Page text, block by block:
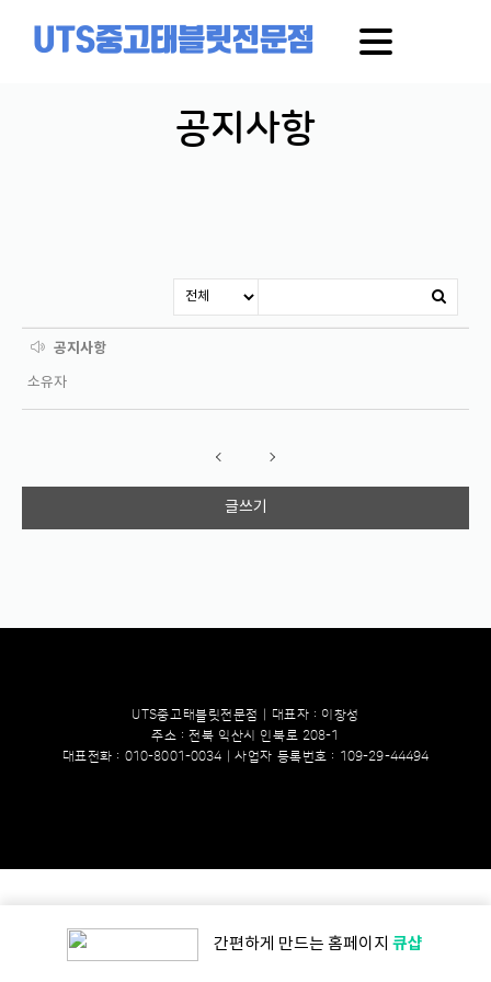
UTS중고태블릿전문점
공지사항
공지사항
소유자
글쓰기
UTS중고태블릿전문점｜대표자 : 이창성
주소 : 전북 익산시 인북로 208-1
대표전화 : 010-8001-0034｜사업자 등록번호 : 109-29-44494
간편하게 만드는 홈페이지 큐샵